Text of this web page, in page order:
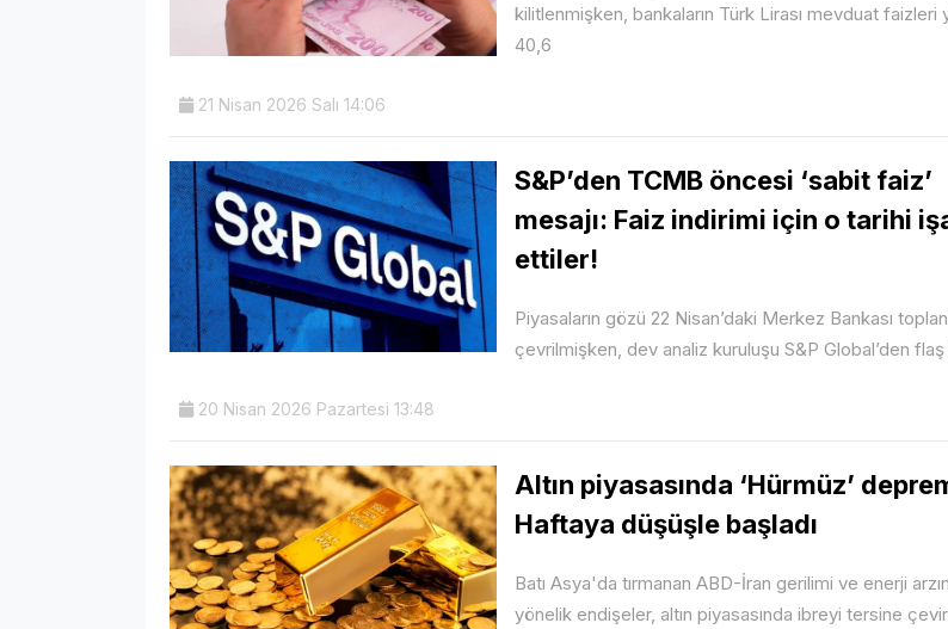
kilitlenmişken, bankaların Türk Lirası mevduat faizleri
40,6
21 Nisan 2026 Salı 14:06
S&P’den TCMB öncesi ‘sabit faiz’
mesajı: Faiz indirimi için o tarihi
ettiler!
Piyasaların gözü 22 Nisan’daki Merkez Bankası
çevrilmişken, dev analiz kuruluşu S&P Global’den
20 Nisan 2026 Pazartesi 13:48
Altın piyasasında ‘Hürmüz’
Haftaya düşüşle başladı
Batı Asya'da tırmanan ABD-İran gerilimi ve enerji
yönelik endişeler, altın piyasasında ibreyi tersine